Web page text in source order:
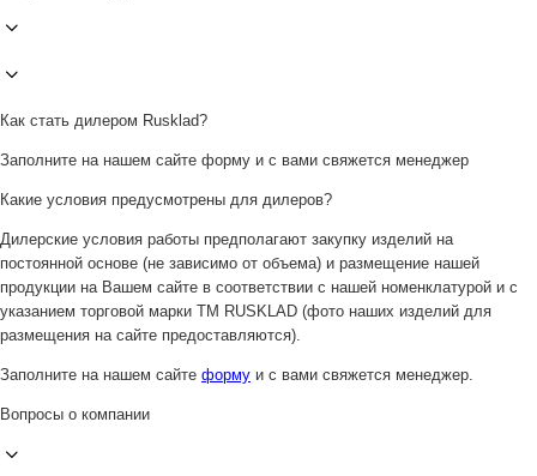
Как стать дилером Rusklad?
Заполните на нашем сайте форму и с вами свяжется менеджер
Какие условия предусмотрены для дилеров?
Дилерские условия работы предполагают закупку изделий на
постоянной основе (не зависимо от объема) и размещение нашей
продукции на Вашем сайте в соответствии с нашей номенклатурой и с
указанием торговой марки ТМ RUSKLAD (фото наших изделий для
размещения на сайте предоставляются).
Заполните на нашем сайте форму и с вами свяжется менеджер.
Вопросы о компании